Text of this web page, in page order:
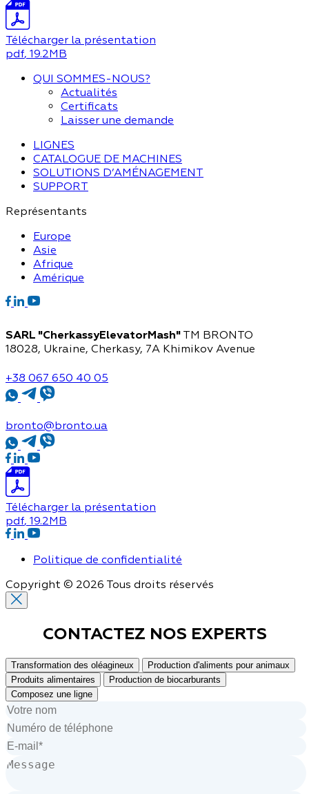
Télécharger la présentation
pdf, 19.2MB
QUI SOMMES-NOUS?
Actualités
Certificats
Laisser une demande
LIGNES
CATALOGUE DE MACHINES
SOLUTIONS D’AMÉNAGEMENT
SUPPORT
Représentants
Europe
Asie
Afrique
Amérique
SARL "CherkassyElevatorMash" TM BRONTO
18028, Ukraine, Cherkasy, 7A Khimikov Avenue
+38 067 650 40 05
bronto@bronto.ua
Télécharger la présentation
pdf, 19.2MB
Politique de confidentialité
Copyright © 2026 Tous droits réservés
CONTACTEZ NOS EXPERTS
Transformation des oléagineux
Production d'aliments pour animaux
Produits alimentaires
Production de biocarburants
Composez une ligne